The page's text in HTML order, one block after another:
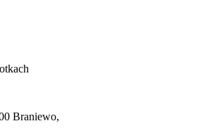
Braniewo,